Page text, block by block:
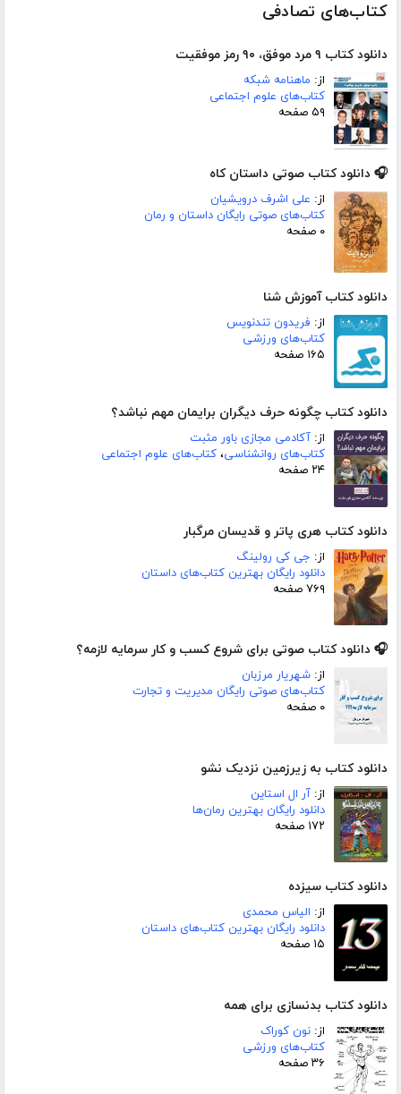
کتاب‌های تصادفی
دانلود کتاب ۹ مرد موفق، ۹۰ رمز موفقیت
از: ماهنامه شبکه
کتاب‌های علوم اجتماعی
۵۹ صفحه
🎧 دانلود کتاب صوتی داستان کاه
از: علی اشرف درویشیان
کتاب‌های صوتی رایگان داستان و رمان
۰ صفحه
دانلود کتاب آموزش شنا
از: فریدون تندنویس
کتاب‌های ورزشی
۱۶۵ صفحه
دانلود کتاب چگونه حرف دیگران برایمان مهم نباشد؟
از: آکادمی مجازی باور مثبت
کتاب‌های روانشناسی، کتاب‌های علوم اجتماعی
۲۴ صفحه
دانلود کتاب هری پاتر و قدیسان مرگبار
از: جی کی رولینگ
دانلود رایگان بهترین کتاب‌های داستان
۷۶۹ صفحه
🎧 دانلود کتاب صوتی برای شروع کسب و کار سرمایه لازمه؟
از: شهریار مرزبان
کتاب‌های صوتی رایگان مدیریت و تجارت
۰ صفحه
دانلود کتاب به زیرزمین نزدیک نشو
از: آر ال استاین
دانلود رایگان بهترین رمان‌ها
۱۷۲ صفحه
دانلود کتاب سیزده
از: الیاس محمدی
دانلود رایگان بهترین کتاب‌های داستان
۱۵ صفحه
دانلود کتاب بدنسازی برای همه
از: نون کوراک
کتاب‌های ورزشی
۳۶ صفحه